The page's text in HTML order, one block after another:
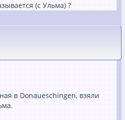
(c Ульма) ?
в Donaueschingen, взяли